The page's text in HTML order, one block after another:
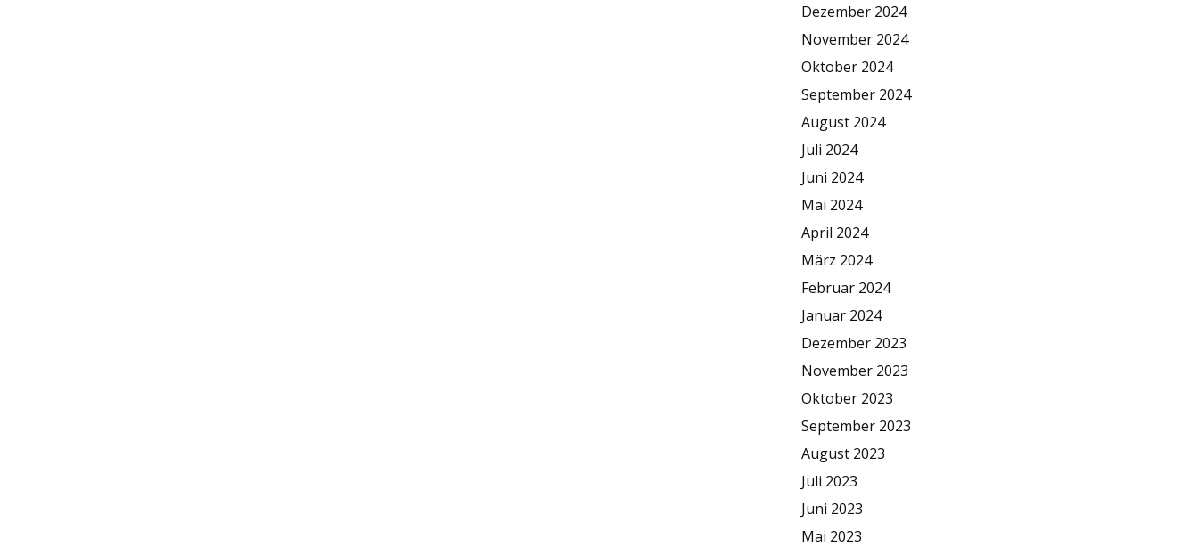
Dezember 2024
November 2024
Oktober 2024
September 2024
August 2024
Juli 2024
Juni 2024
Mai 2024
April 2024
März 2024
Februar 2024
Januar 2024
Dezember 2023
November 2023
Oktober 2023
September 2023
August 2023
Juli 2023
Juni 2023
Mai 2023